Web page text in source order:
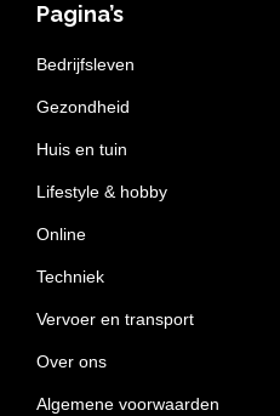
Pagina’s
Bedrijfsleven
Gezondheid
Huis en tuin
Lifestyle & hobby
Online
Techniek
Vervoer en transport
Over ons
Algemene voorwaarden